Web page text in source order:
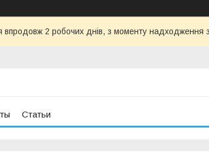
2 робочих днів, з моменту надходження
Статьи